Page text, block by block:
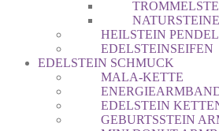
NATURSTEINE
HEILSTEIN PENDEL
EDELSTEINSEIFEN
EDELSTEIN SCHMUCK
MALA-KETTE
EDELSTEIN
GEBURTSSTEIN